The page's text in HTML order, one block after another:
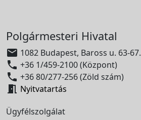
Polgármesteri Hivatal
 1082 Budapest, Baross u. 63-67.
 +36 1/459-2100 (Központ)
 +36 80/277-256 (Zöld szám)
 Nyitvatartás
Ügyfélszolgálat